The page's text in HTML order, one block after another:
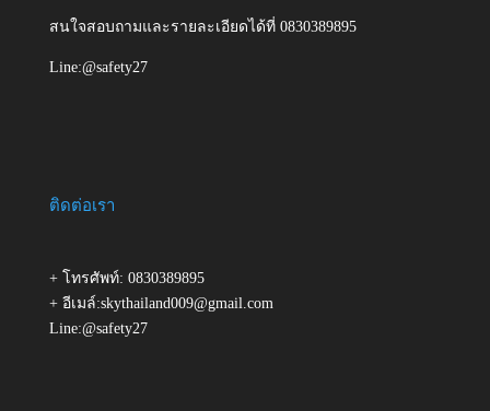
สนใจสอบถามและรายละเอียดได้ที่ 0830389895
Line:@safety27
ติดต่อเรา
+ โทรศัพท์: 0830389895
+ อีเมล์:skythailand009@gmail.com
Line:@safety27